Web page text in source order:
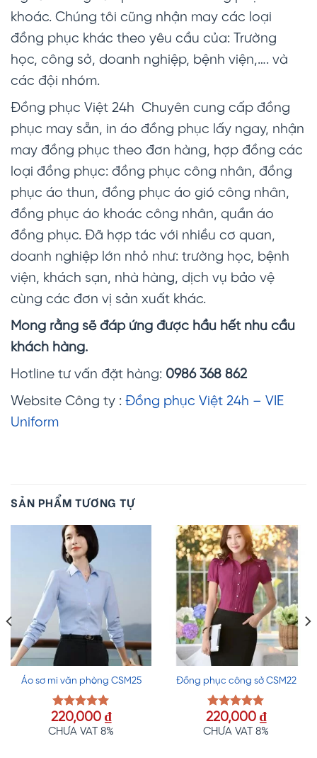
khoác. Chúng tôi cũng nhận may các loại
đồng phục khác theo yêu cầu của: Trường
học, công sở, doanh nghiệp, bệnh viện,…. và
các đội nhóm.
Đồng phục Việt 24h Chuyên cung cấp đồng
phục may sẵn, in áo đồng phục lấy ngay, nhận
may đồng phục theo đơn hàng, hợp đồng các
loại đồng phục: đồng phục công nhân, đồng
phục áo thun, đồng phục áo gió công nhân,
đồng phục áo khoác công nhân, quần áo
đồng phục. Đã hợp tác với nhiều cơ quan,
doanh nghiệp lớn nhỏ như: trường học, bệnh
viện, khách sạn, nhà hàng, dịch vụ bảo vệ
cùng các đơn vị sản xuất khác.
Mong rằng sẽ đáp ứng được hầu hết nhu cầu
khách hàng.
Hotline tư vấn đặt hàng: 0986 368 862
Website Công ty : Đồng phục Việt 24h – VIE
Uniform
SẢN PHẨM TƯƠNG TỰ
Áo sơ mi văn phòng CSM25
Được xếp
hạng5.00
220,000 ₫
CHƯA VAT 8%
Đồng phục công sở CSM22
Được xếp
hạng5.00
220,000 ₫
CHƯA VAT 8%